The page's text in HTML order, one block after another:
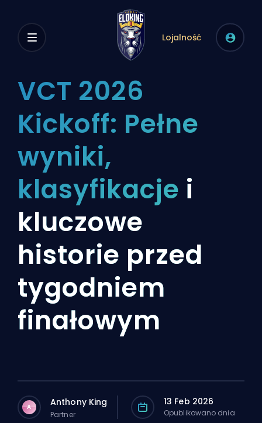
Lojalność
VCT 2026
Kickoff: Pełne
wyniki,
klasyfikacje i
kluczowe
historie przed
tygodniem
finałowym
A Anthony King
Partner
13 Feb 2026
Opublikowano dnia